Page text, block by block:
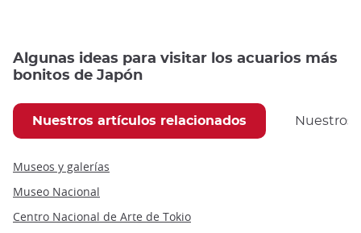
Algunas ideas para visitar los acuarios más
bonitos de Japón
Nuestros artículos relacionados Nuestros
Museos y galerías
Museo Nacional
Centro Nacional de Arte de Tokio